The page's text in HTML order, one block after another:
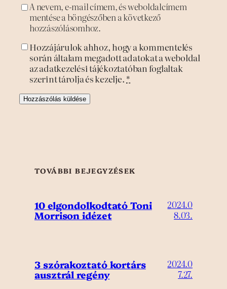
A nevem, e-mail címem, és weboldalcímem
mentése a böngészőben a következő
hozzászólásomhoz.
Hozzájárulok ahhoz, hogy a kommentelés
során általam megadott adatokat a weboldal
az adatkezelési tájékoztatóban foglaltak
szerint tárolja és kezelje. *
TOVÁBBI BEJEGYZÉSEK
10 elgondolkodtató Toni
Morrison idézet
2024.0
8.03.
3 szórakoztató kortárs
ausztrál regény
2024.0
7.27.